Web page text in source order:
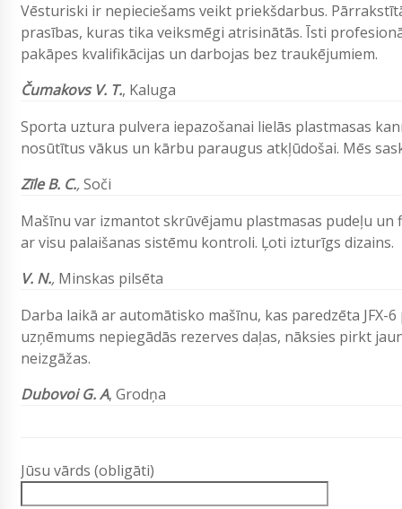
Vēsturiski ir nepieciešams veikt priekšdarbus.
prasības, kuras tika veiksmēgi atrisinātās. Īsti
pakāpes kvalifikācijas un darbojas bez traukējumiem.
Čumakovs V. T., Kaluga
Sporta uztura pulvera iepazošanai lielās plastmasas
nosūtītus vākus un kārbu paraugus atkļūdošai. Mēs
Zīle B. C.,Soči
Mašīnu var izmantot skrūvējamu plastmasas pudeļu
ar visu palaišanas sistēmu kontroli. Ļoti izturīgs dizains.
V. N., Minskas pilsēta
Darba laikā ar automātisko mašīnu, kas paredzēta JFX-
uzņēmums nepiegādās rezerves daļas, nāksies pirkt
neizgāžas.
Dubovoi G. A, Grodņa
Jūsu vārds (obligāti)